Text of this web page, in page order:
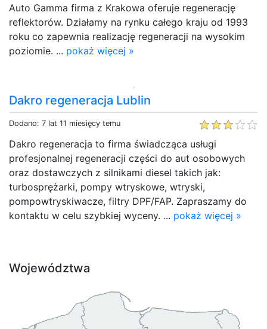
Auto Gamma firma z Krakowa oferuje regenerację
reflektorów. Działamy na rynku całego kraju od 1993
roku co zapewnia realizację regeneracji na wysokim
poziomie. ... pokaż więcej »
Dakro regeneracja Lublin
Dodano: 7 lat 11 miesięcy temu
Dakro regeneracja to firma świadcząca usługi
profesjonalnej regeneracji części do aut osobowych
oraz dostawczych z silnikami diesel takich jak:
turbosprężarki, pompy wtryskowe, wtryski,
pompowtryskiwacze, filtry DPF/FAP. Zapraszamy do
kontaktu w celu szybkiej wyceny. ... pokaż więcej »
Województwa